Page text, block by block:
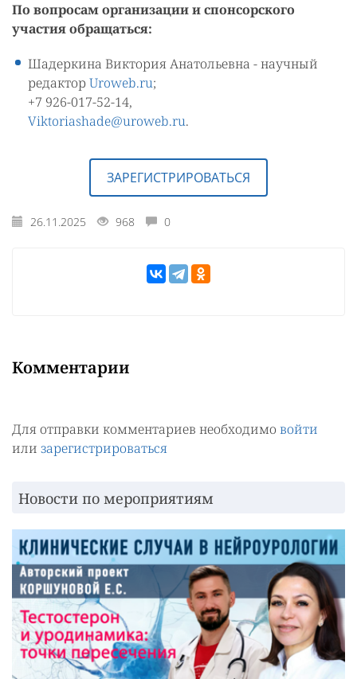
По вопросам организации и спонсорского
участия обращаться:
Шадеркина Виктория Анатольевна - научный
редактор Uroweb.ru;
+7 926-017-52-14,
Viktoriashade@uroweb.ru.
ЗАРЕГИСТРИРОВАТЬСЯ
26.11.2025 968 0
Комментарии
Для отправки комментариев необходимо войти
или зарегистрироваться
Новости по мероприятиям